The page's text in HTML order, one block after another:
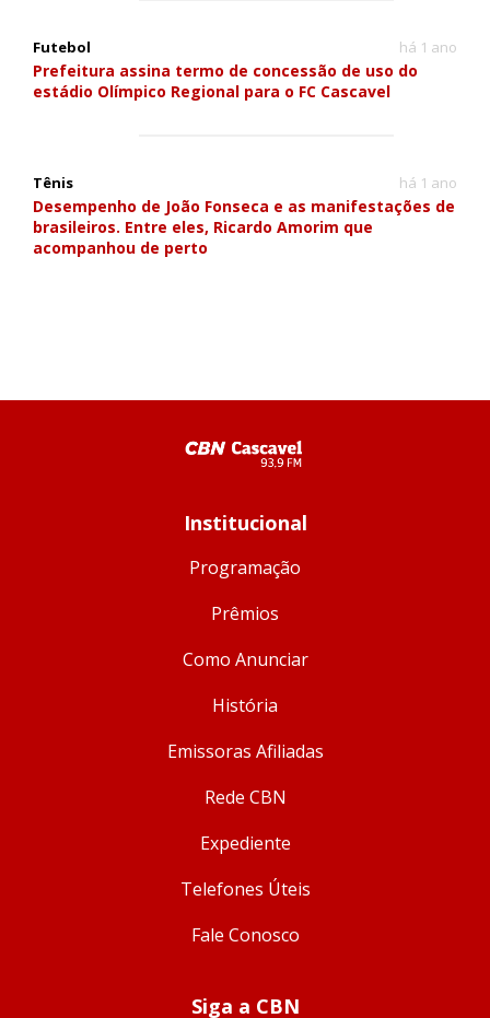
Futebol há 1 ano
Prefeitura assina termo de concessão de uso do
estádio Olímpico Regional para o FC Cascavel
Tênis há 1 ano
Desempenho de João Fonseca e as manifestações de
brasileiros. Entre eles, Ricardo Amorim que
acompanhou de perto
Institucional
Programação
Prêmios
Como Anunciar
História
Emissoras Afiliadas
Rede CBN
Expediente
Telefones Úteis
Fale Conosco
Siga a CBN